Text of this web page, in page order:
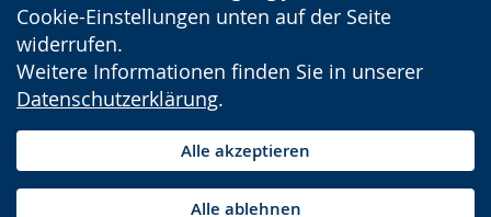
Cookie-Einstellungen unten auf der Seite
widerrufen.
Weitere Informationen finden Sie in unserer
Datenschutzerklärung.
Alle akzeptieren
Alle ablehnen